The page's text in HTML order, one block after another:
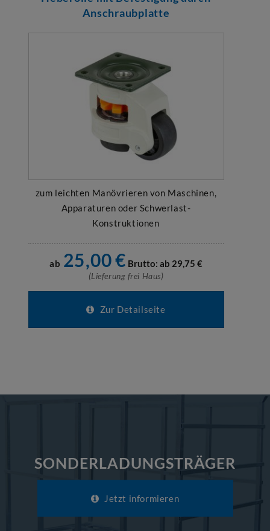
Anschraubplatte
zum leichten Manövrieren von Maschinen,
Apparaturen oder Schwerlast-
Konstruktionen
ab 25,00€ Brutto: ab 29,75 €
(Lieferung frei Haus)
Zur Detailseite
SONDERLADUNGSTRÄGER
Jetzt informieren